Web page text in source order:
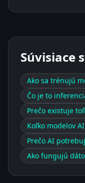
Súvisiace
Ako sa trénujú
Čo je to
Prečo existuje
Koľko modelov
Prečo AI
Ako fungujú